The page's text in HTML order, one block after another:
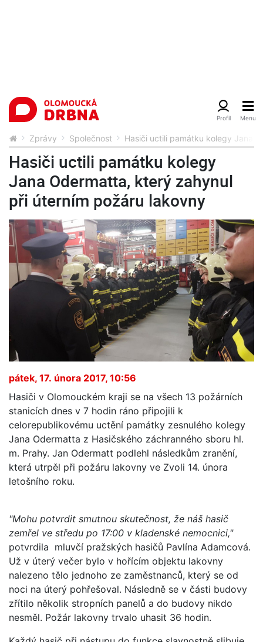
Zprávy Společnost Hasiči uctili památku kolegy Jana
Hasiči uctili památku kolegy
Jana Odermatta, který zahynul
při úterním požáru lakovny
pátek, 17. února 2017, 10:56
Hasiči v Olomouckém kraji se na všech 13 požárních
stanicích dnes v 7 hodin ráno připojili k
celorepublikovému uctění památky zesnulého kolegy
Jana Odermatta z Hasičského záchranného sboru hl.
m. Prahy. Jan Odermatt podlehl následkům zranění,
která utrpěl při požáru lakovny ve Zvoli 14. února
letošního roku.
"Mohu potvrdit smutnou skutečnost, že náš hasič
zemřel ve středu po 17:00 v kladenské nemocnici,"
potvrdila mluvčí pražských hasičů Pavlína Adamcová.
Už v úterý večer bylo v hořícím objektu lakovny
nalezeno tělo jednoho ze zaměstnanců, který se od
noci na úterý pohřešoval. Následně se v části budovy
zřítilo několik stropních panelů a do budovy nikdo
nesměl. Požár lakovny trvalo uhasit 36 hodin.